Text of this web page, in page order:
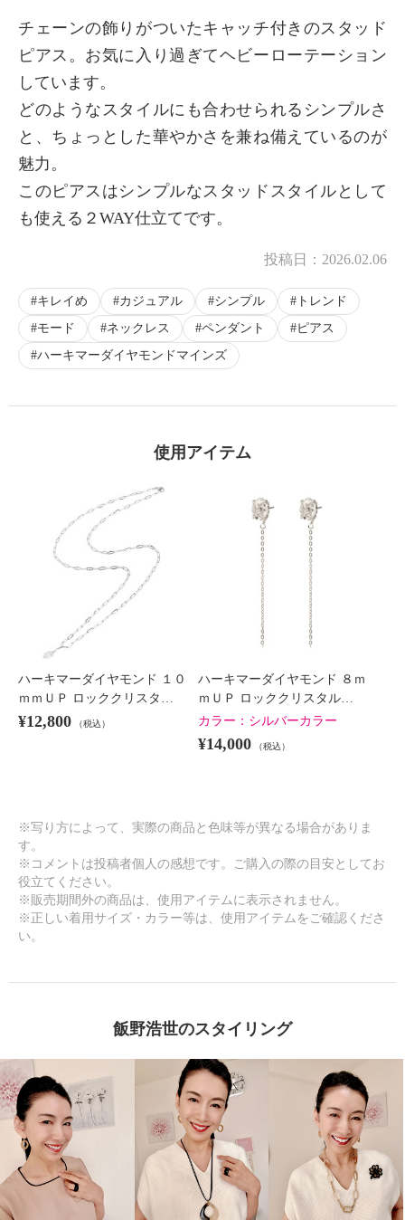
チェーンの飾りがついたキャッチ付きのスタッド
ピアス。お気に入り過ぎてヘビーローテーション
しています。
どのようなスタイルにも合わせられるシンプルさ
と、ちょっとした華やかさを兼ね備えているのが
魅力。
このピアスはシンプルなスタッドスタイルとして
も使える２WAY仕立てです。
投稿日： 2026.02.06
キレイめ カジュアル シンプル
トレンド
モード
ネックレス ペンダント
ピアス
ハーキマーダイヤモンドマインズ
使用アイテム
ハーキマーダイヤモンド １０
ｍｍＵＰ ロッククリスタ…
¥12,800 （税込）
ハーキマーダイヤモンド ８ｍ
ｍＵＰ ロッククリスタル…
カラー： シルバーカラー
¥14,000 （税込）
※写り方によって、実際の商品と色味等が異なる場合がありま
す。
※コメントは投稿者個人の感想です。ご購入の際の目安としてお
役立てください。
※販売期間外の商品は、使用アイテムに表示されません。
※正しい着用サイズ・カラー等は、使用アイテムをご確認くださ
い。
飯野浩世のスタイリング